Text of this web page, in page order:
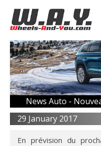
News Auto -
29 January 2017
En prévision du